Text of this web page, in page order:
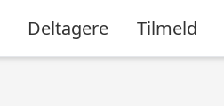
Deltagere Tilmeld